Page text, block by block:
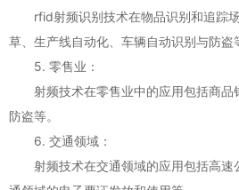
rfid射频识别技术在物品识别和追踪场
草、生产线自动化、车辆自动识别与防盗
5. 零售业：
射频技术在零售业中的应用包括商品
防盗等。
6. 交通领域：
射频技术在交通领域的应用包括高速